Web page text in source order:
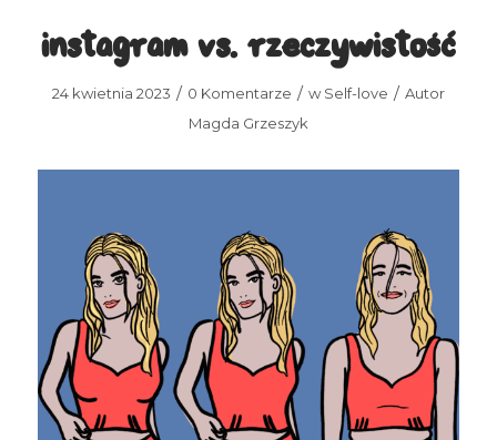
instagram vs. rzeczywistość
24 kwietnia 2023 / 0 Komentarze / wSelf-love / Autor
Magda Grzeszyk